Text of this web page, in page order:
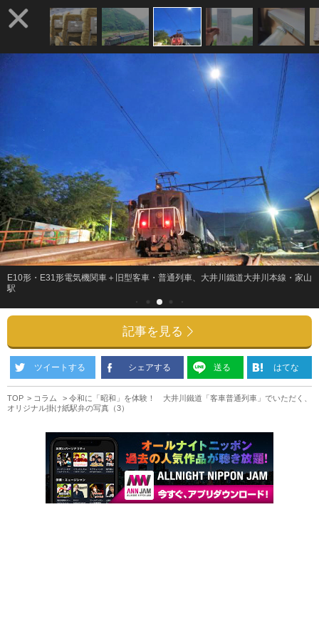
E10形・E31形電気機関車＋旧型客車・普通列車、大井川鐵道大井川本線・家山
駅
記事を見る
ツイートする シェアする 送る はてな
TOP コラム
令和に「昭和」を体験！ 大井川鐵道「客車普通列車」でいただく、
オリジナル掛け紙駅弁の写真（3）